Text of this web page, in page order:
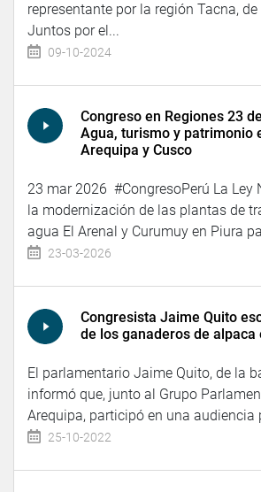
representante por la región Tacna,
Juntos por el...
09-10-2024
Congreso en Regiones 23
Agua, turismo y patrimonio
Arequipa y Cusco
23 mar 2026 #CongresoPerú La Ley
la modernización de las plantas de
agua El Arenal y Curumuy en Piura
23-03-2026
Congresista Jaime Quito
de los ganaderos de alpaca
El parlamentario Jaime Quito, de la
informó que, junto al Grupo
Arequipa, participó en una audiencia
25-10-2022